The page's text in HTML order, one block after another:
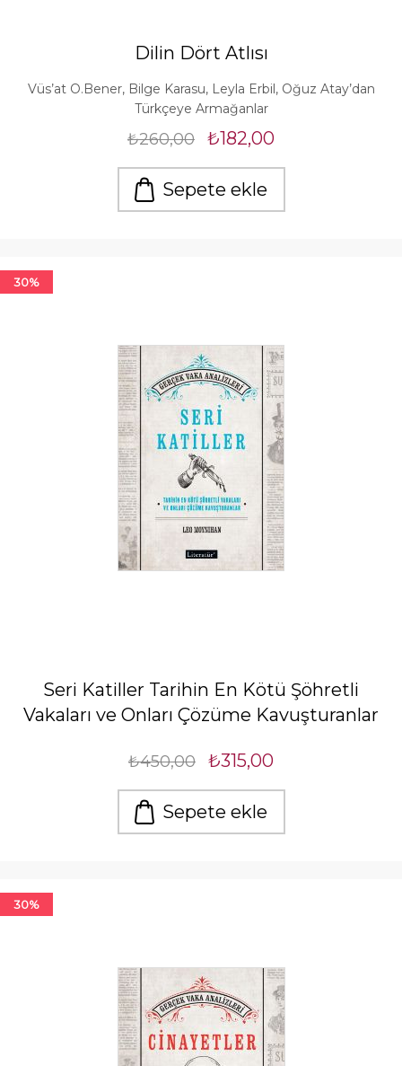
Dilin Dört Atlısı
Vüs’at O.Bener, Bilge Karasu, Leyla Erbil, Oğuz Atay’dan
Türkçeye Armağanlar
₺260,00 ₺182,00
Sepete ekle
30%
Seri Katiller Tarihin En Kötü Şöhretli
Vakaları ve Onları Çözüme Kavuşturanlar
₺450,00 ₺315,00
Sepete ekle
30%